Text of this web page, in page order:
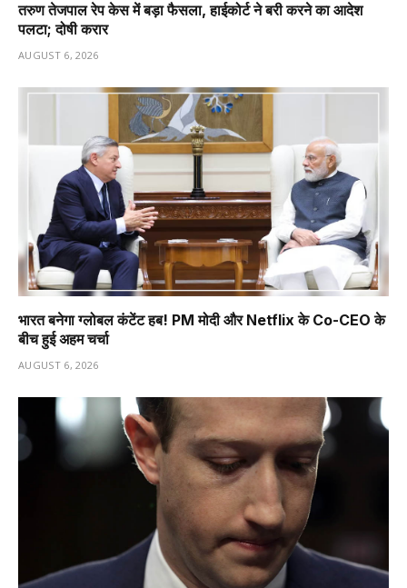
तरुण तेजपाल रेप केस में बड़ा फैसला, हाईकोर्ट ने बरी करने का आदेश
पलटा; दोषी करार
AUGUST 6, 2026
भारत बनेगा ग्लोबल कंटेंट हब! PM मोदी और Netflix के Co-CEO के
बीच हुई अहम चर्चा
AUGUST 6, 2026